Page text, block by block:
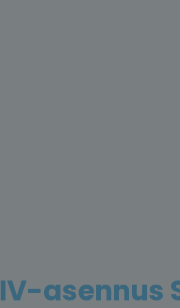
IV-asennus